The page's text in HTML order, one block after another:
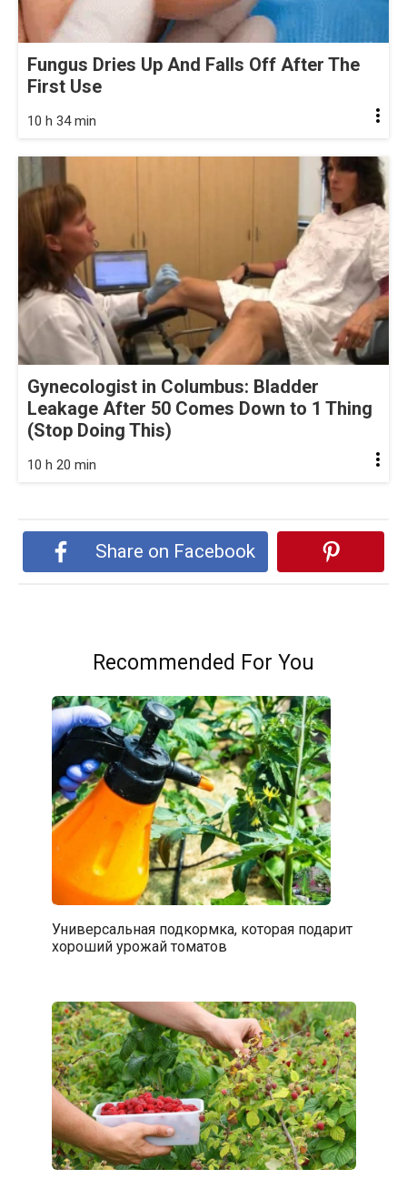
Fungus Dries Up And Falls Off After The
First Use
10 h 34 min
Gynecologist in Columbus: Bladder
Leakage After 50 Comes Down to 1 Thing
(Stop Doing This)
10 h 20 min
Share on Facebook
Recommended For You
Универсальная подкормка, которая подарит
хороший урожай томатов